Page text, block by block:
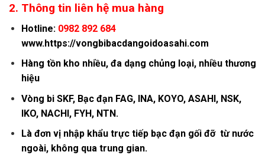
2. Thông tin liên hệ mua hàng
Hotline: 0982 892 684
www.https://vongbibacdangoidoasahi.com
Hàng tồn kho nhiều, đa dạng chủng loại, nhiều thương
hiệu
Vòng bi SKF, Bạc đạn FAG, INA, KOYO, ASAHI, NSK,
IKO, NACHI, FYH, NTN.
Là đơn vị nhập khẩu trực tiếp bạc đạn gối đỡ từ nước
ngoài, không qua trung gian.